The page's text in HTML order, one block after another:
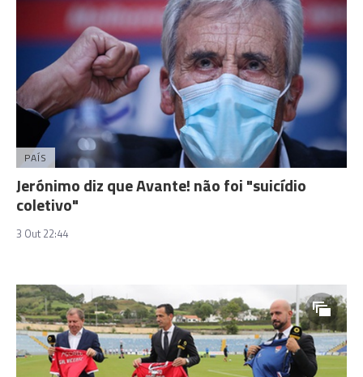
PAÍS
Jerónimo diz que Avante! não foi "suicídio
coletivo"
3 Out 22:44